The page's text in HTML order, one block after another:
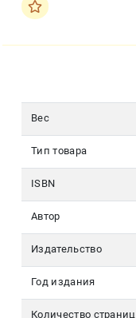
Вес
Тип товара
ISBN
Автор
Издательство
Год издания
Количество страниц